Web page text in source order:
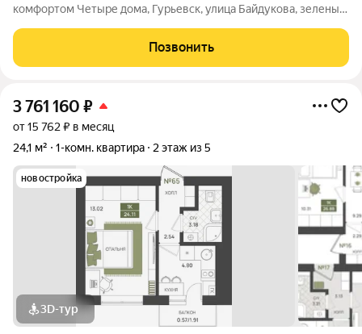
комфортом Четыре дома, Гурьевск, улица Байдукова, зеленый
система отопления - все это новый проект от МПК. Срок сдачи
- II квартал 2027 года
Позвонить
3 761 160 ₽
от 15 762 ₽ в месяц
24,1 м²
1-комн. квартира 2 этаж из 5
новостройка
3D-тур